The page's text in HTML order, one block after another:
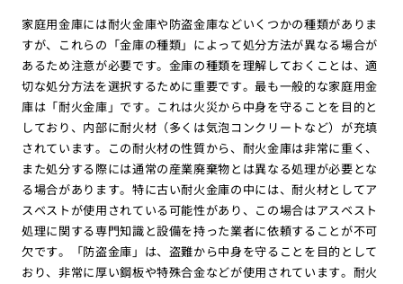
家庭用金庫には耐火金庫や防盗金庫などいくつかの種類がありま
すが、これらの「金庫の種類」によって処分方法が異なる場合が
あるため注意が必要です。金庫の種類を理解しておくことは、適
切な処分方法を選択するために重要です。最も一般的な家庭用金
庫は「耐火金庫」です。これは火災から中身を守ることを目的と
しており、内部に耐火材（多くは気泡コンクリートなど）が充填
されています。この耐火材の性質から、耐火金庫は非常に重く、
また処分する際には通常の産業廃棄物とは異なる処理が必要とな
る場合があります。特に古い耐火金庫の中には、耐火材としてア
スベストが使用されている可能性があり、この場合はアスベスト
処理に関する専門知識と設備を持った業者に依頼することが不可
欠です。「防盗金庫」は、盗難から中身を守ることを目的として
おり、非常に厚い鋼板や特殊合金などが使用されています。耐火